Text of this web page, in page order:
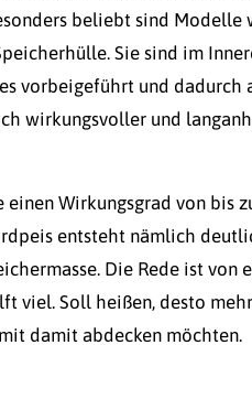
beliebt sind Modelle
Sie sind im
vorbeigeführt und dadurch
wirkungsvoller und
Wirkungsgrad von bis
entsteht nämlich
Die Rede ist von
viel. Soll heißen, desto
damit abdecken möchten.